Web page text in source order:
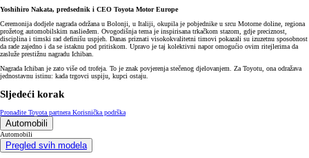
Yoshihiro Nakata, predsednik i CEO Toyota Motor Europe
Ceremonija dodjele nagrada održana u Bolonji, u Italiji, okupila je pobjednike u srcu Motorne doline, regiona
prožetog automobilskim naslieđem. Ovogodišnja tema je inspirisana trkačkom stazom, gdje preciznost,
disciplina i timski rad definišu uspjeh. Danas priznati visokokvalitetni timovi pokazali su izuzetnu sposobnost
da rade zajedno i da se istaknu pod pritiskom. Upravo je taj kolektivni napor omogućio ovim ritejlerima da
zasluže prestižnu nagradu Ichiban.
Nagrada Ichiban je zato više od trofeja. To je znak povjerenja stečenog djelovanjem. Za Toyotu, ona odražava
jednostavnu istinu: kada trgovci uspiju, kupci ostaju.
Sljedeći korak
Pronađite Toyota partnera Korisnička podrška
Automobili
Automobili
Pregled svih modela